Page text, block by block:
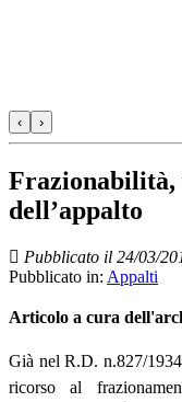
‹ ›
Frazionabilità,
dell’appalto
Pubblicato il 24/03/
Pubblicato in: Appalti
Articolo a cura
Già nel R.D. n.827/
ricorso al